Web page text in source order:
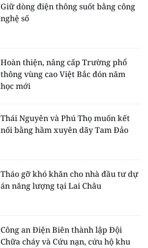
Giữ dòng điện thông suốt bằng công
nghệ số
Hoàn thiện, nâng cấp Trường phổ
thông vùng cao Việt Bắc đón năm
học mới
Thái Nguyên và Phú Thọ muốn kết
nối bằng hầm xuyên dãy Tam Đảo
Tháo gỡ khó khăn cho nhà đầu tư dự
án năng lượng tại Lai Châu
Công an Điện Biên thành lập Đội
Chữa cháy và Cứu nạn, cứu hộ khu